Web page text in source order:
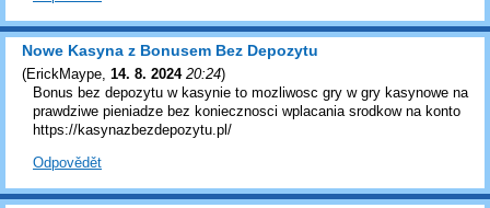
Nowe Kasyna z Bonusem Bez Depozytu
(ErickMaype, 14. 8. 2024 20:24)
Bonus bez depozytu w kasynie to mozliwosc gry w gry kasynowe na
prawdziwe pieniadze bez koniecznosci wplacania srodkow na konto
https://kasynazbezdepozytu.pl/
Odpovědět